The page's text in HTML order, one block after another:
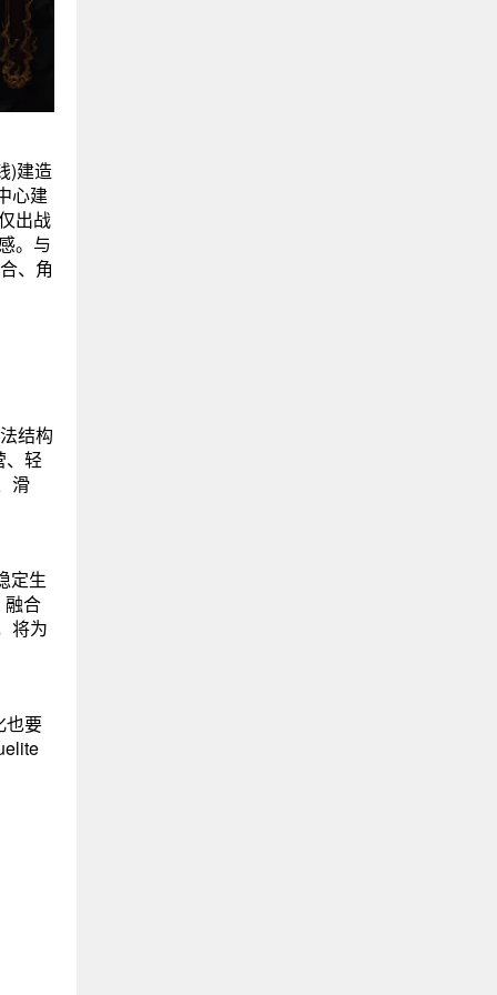
)建造
心建
出战
。与
、角
结构
、轻
滑
定生
融合
将为
也要